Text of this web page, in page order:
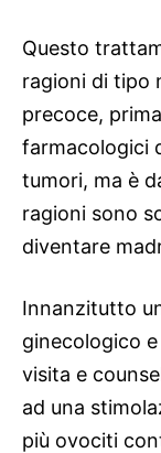
Questo
ragioni di tipo
precoce,
farmacologici
tumori, ma è
ragioni sono
diventare
Innanzitutto
ginecologico
visita e
ad una
più ovociti